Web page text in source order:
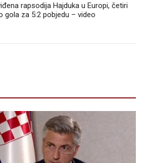
rapsodija Hajduka u Europi, četiri
gola za 5:2 pobjedu – video